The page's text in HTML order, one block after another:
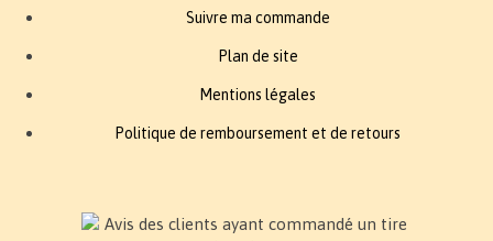
Suivre ma commande
Plan de site
Mentions légales
Politique de remboursement et de retours